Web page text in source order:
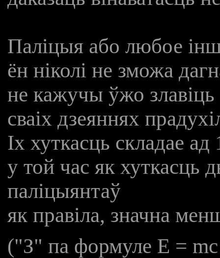
Паліцыя або любое
ён ніколі не зможа
не кажучы ўжо
сваіх дзеяннях
Іх хуткасць складае
у той час як хуткасць
паліцыянтаў
як правіла, значна
("З" па формуле E =